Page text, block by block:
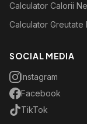
Calculator Calorii
Calculator Greutate
SOCIAL MEDIA
Instagram
Facebook
TikTok